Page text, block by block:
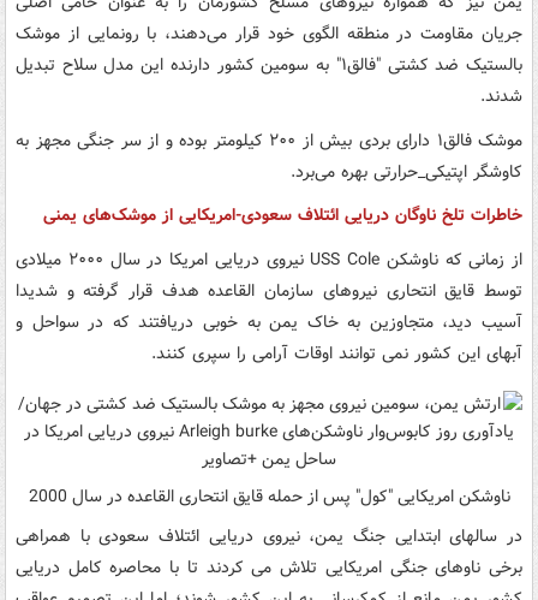
جریان مقاومت در منطقه الگوی خود قرار می‌دهند، با رونمایی از موشک
بالستیک ضد کشتی "فالق۱" به سومین کشور دارنده این مدل سلاح تبدیل
شدند.
موشک فالق۱ دارای بردی بیش از ۲۰۰ کیلومتر بوده و از سر جنگی مجهز به
کاوشگر اپتیکی_حرارتی بهره می‌برد.
خاطرات تلخ ناوگان دریایی ائتلاف سعودی-امریکایی از موشک‌های یمنی
از زمانی که ناوشکن USS Cole نیروی دریایی امریکا در سال ۲۰۰۰ میلادی
توسط قایق انتحاری نیروهای سازمان القاعده هدف قرار گرفته و شدیدا
آسیب دید، متجاوزین به خاک یمن به خوبی دریافتند که در سواحل و
آبهای این کشور نمی توانند اوقات آرامی را سپری کنند.
ناوشکن امریکایی "کول" پس از حمله قایق انتحاری القاعده در سال 2000
در سالهای ابتدایی جنگ یمن، نیروی دریایی ائتلاف سعودی با همراهی
برخی ناوهای جنگی امریکایی تلاش می کردند تا با محاصره کامل دریایی